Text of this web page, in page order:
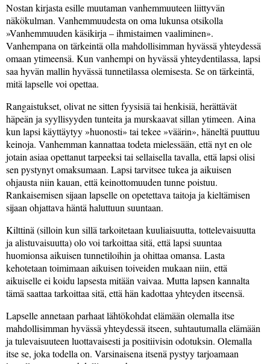
Nostan kirjasta esille muutaman vanhemmuuteen liittyvän
näkökulman. Vanhemmuudesta on oma lukunsa otsikolla
Vanhemmuuden käsikirja – ihmistaimen vaaliminen .
Vanhempana on tärkeintä olla mahdollisimman hyvässä yhteydessä
omaan ytimeensä. Kun vanhempi on hyvässä yhteydentilassa, lapsi
saa hyvän mallin hyvässä tunnetilassa olemisesta. Se on tärkeintä,
mitä lapselle voi opettaa.
Rangaistukset, olivat ne sitten fyysisiä tai henkisiä, herättävät
häpeän ja syyllisyyden tunteita ja murskaavat sillan ytimeen. Aina
kun lapsi käyttäytyy huonosti tai tekee väärin , häneltä puuttuu
keinoja. Vanhemman kannattaa todeta mielessään, että nyt en ole
jotain asiaa opettanut tarpeeksi tai sellaisella tavalla, että lapsi olisi
sen pystynyt omaksumaan. Lapsi tarvitsee tukea ja aikuisen
ohjausta niin kauan, että keinottomuuden tunne poistuu.
Rankaisemisen sijaan lapselle on opetettava taitoja ja kieltämisen
sijaan ohjattava häntä haluttuun suuntaan.
Kilttinä (silloin kun sillä tarkoitetaan kuuliaisuutta, tottelevaisuutta
ja alistuvaisuutta) olo voi tarkoittaa sitä, että lapsi suuntaa
huomionsa aikuisen tunnetiloihin ja ohittaa omansa. Lasta
kehotetaan toimimaan aikuisen toiveiden mukaan niin, että
aikuiselle ei koidu lapsesta mitään vaivaa. Mutta lapsen kannalta
tämä saattaa tarkoittaa sitä, että hän kadottaa yhteyden itseensä.
Lapselle annetaan parhaat lähtökohdat elämään olemalla itse
mahdollisimman hyvässä yhteydessä itseen, suhtautumalla elämään
ja tulevaisuuteen luottavaisesti ja positiivisin odotuksin. Olemalla
itse se, joka todella on. Varsinaisena itsenä pystyy tarjoamaan